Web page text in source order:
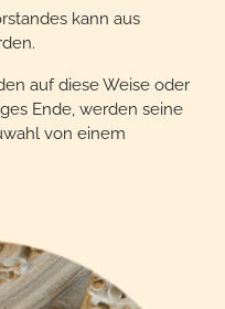
kann aus
auf diese Weise oder
Ende, werden seine
von einem